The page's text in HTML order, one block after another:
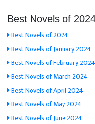
Best Novels of 2024
Best Novels of 2024
Best Novels of January 2024
Best Novels of February 2024
Best Novels of March 2024
Best Novels of April 2024
Best Novels of May 2024
Best Novels of June 2024